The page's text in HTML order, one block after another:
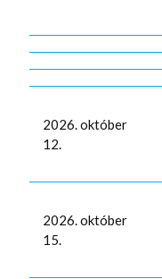
2026. október
12.
2026. október
15.